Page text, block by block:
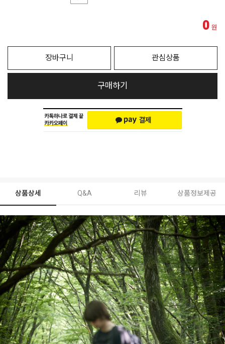
0 원
장바구니 관심상품
구매하기
상품상세 Q&A 리뷰 상품정보제공